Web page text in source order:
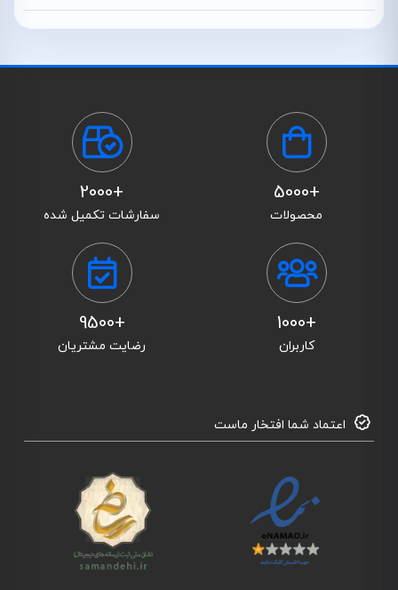
+5000
محصولات
+2000
سفارشات تکمیل شده
+1000
کاربران
+9500
رضایت مشتریان
اعتماد شما افتخار ماست